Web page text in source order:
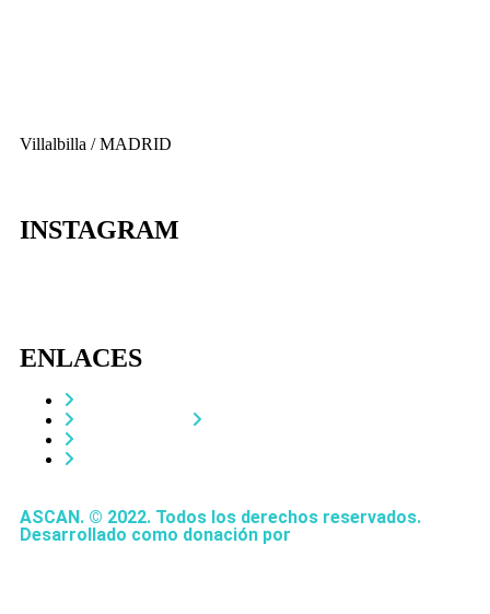
Villalbilla / MADRID
INSTAGRAM
ENLACES
ASCAN. © 2022. Todos los derechos reservados.
Desarrollado como donación por